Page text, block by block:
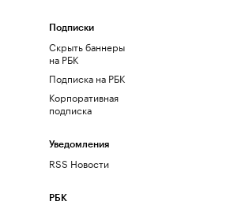
Подписки
Скрыть баннеры
на РБК
Подписка на РБК
Корпоративная
подписка
Уведомления
RSS Новости
РБК